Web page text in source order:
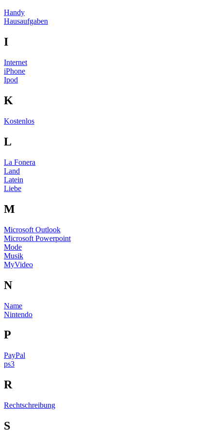
Handy
Hausaufgaben
I
Internet
iPhone
Ipod
K
Kostenlos
L
La Fonera
Land
Latein
Liebe
M
Microsoft Outlook
Microsoft Powerpoint
Mode
Musik
MyVideo
N
Name
Nintendo
P
PayPal
ps3
R
Rechtschreibung
S